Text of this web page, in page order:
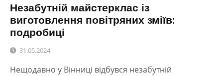
Незабутній майстерклас із
виготовлення повітряних зміїв:
подробиці
31.05.2024
Нещодавно у Вінниці відбувся незабутній